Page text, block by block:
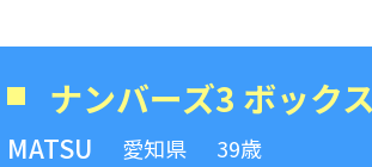
ナンバーズ3 ボック
MATSU 愛知県 39歳